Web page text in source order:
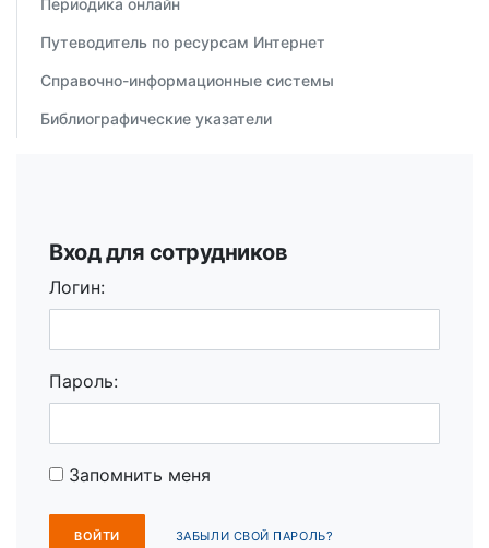
Периодика онлайн
Путеводитель по ресурсам Интернет
Справочно-информационные системы
Библиографические указатели
Вход для сотрудников
Логин:
Пароль:
Запомнить меня
ЗАБЫЛИ СВОЙ ПАРОЛЬ?